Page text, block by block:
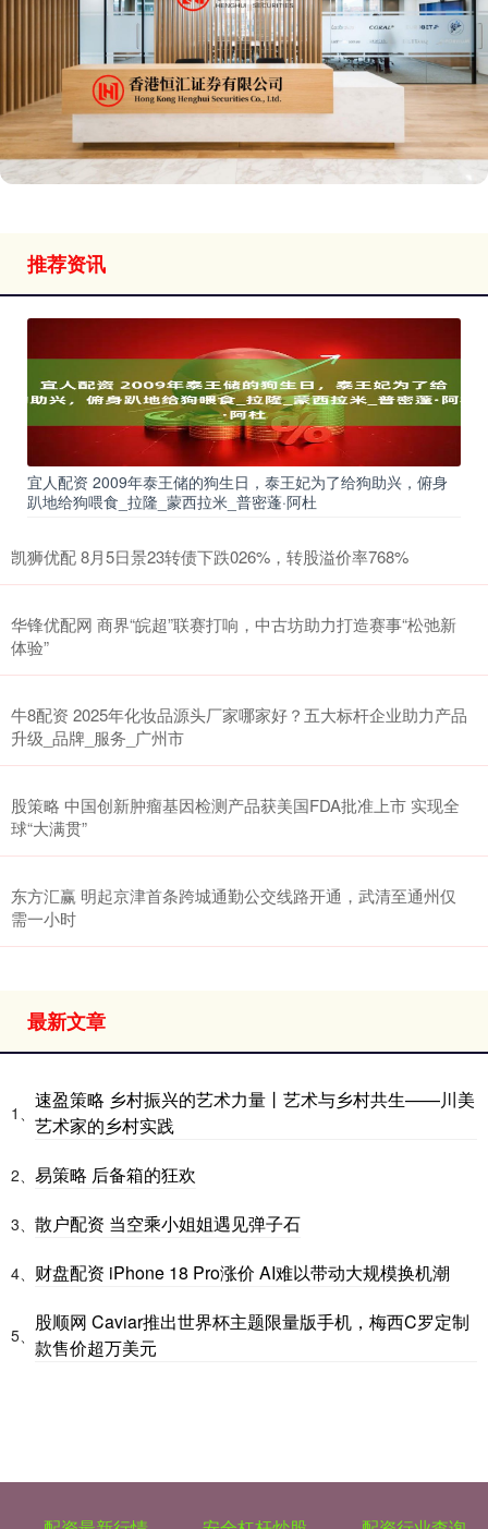
推荐资讯
宜人配资 2009年泰王储的狗生日，泰王妃为了给狗助兴，俯身
趴地给狗喂食_拉隆_蒙西拉米_普密蓬·阿杜
凯狮优配 8月5日景23转债下跌026%，转股溢价率768%
华锋优配网 商界“皖超”联赛打响，中古坊助力打造赛事“松弛新
体验”
牛8配资 2025年化妆品源头厂家哪家好？五大标杆企业助力产品
升级_品牌_服务_广州市
股策略 中国创新肿瘤基因检测产品获美国FDA批准上市 实现全
球“大满贯”
东方汇赢 明起京津首条跨城通勤公交线路开通，武清至通州仅
需一小时
最新文章
1、
速盈策略 乡村振兴的艺术力量丨艺术与乡村共生——川美
艺术家的乡村实践
2、 易策略 后备箱的狂欢
3、 散户配资 当空乘小姐姐遇见弹子石
4、 财盘配资 iPhone 18 Pro涨价 AI难以带动大规模换机潮
5、
股顺网 Caviar推出世界杯主题限量版手机，梅西C罗定制
款售价超万美元